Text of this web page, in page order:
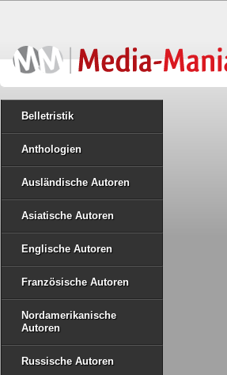
Belletristik
Anthologien
Ausländische Autoren
Asiatische Autoren
Englische Autoren
Französische Autoren
Nordamerikanische
Autoren
Russische Autoren